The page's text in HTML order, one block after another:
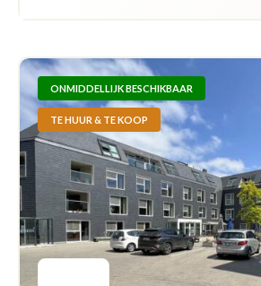
ONMIDDELLIJK BESCHIKBAAR
TE HUUR & TE KOOP